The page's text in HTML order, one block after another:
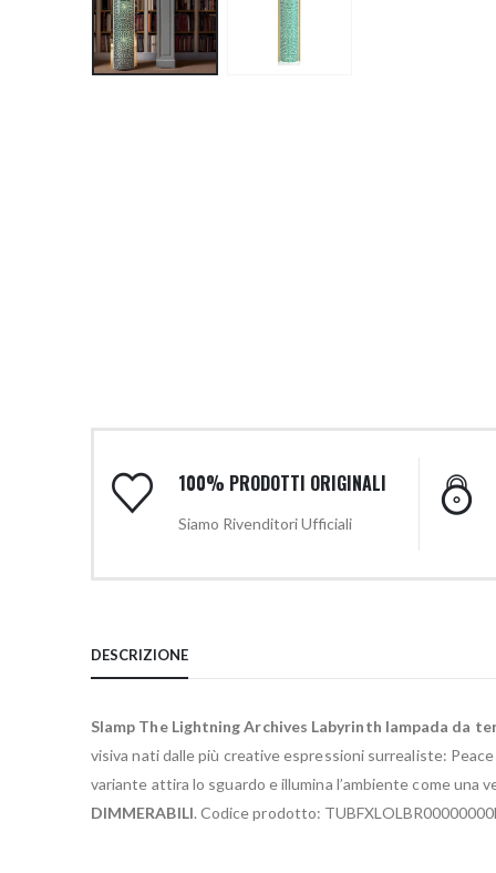
100% PRODOTTI ORIGINALI
Siamo Rivenditori Ufficiali
DESCRIZIONE
Slamp The Lightning Archives Labyrinth lampada da
visiva nati dalle più creative espressioni surrealiste: Peace
variante attira lo sguardo e illumina l’ambiente come una
DIMMERABILI. Codice prodotto: